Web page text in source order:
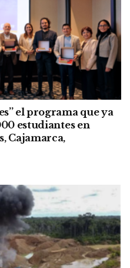
el programa que ya
estudiantes en
Cajamarca,